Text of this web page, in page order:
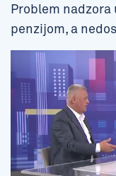
Problem nadzora
penzijom, a